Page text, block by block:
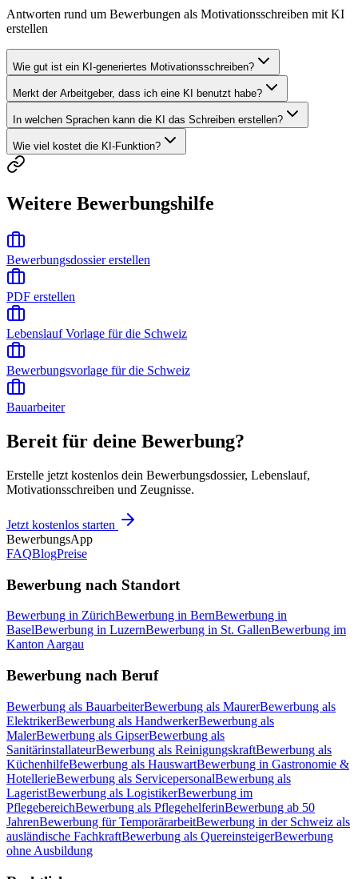
Antworten rund um Bewerbungen als Motivationsschreiben mit KI
erstellen
Wie gut ist ein KI-generiertes Motivationsschreiben?
Merkt der Arbeitgeber, dass ich eine KI benutzt habe?
In welchen Sprachen kann die KI das Schreiben erstellen?
Wie viel kostet die KI-Funktion?
Weitere Bewerbungshilfe
Bewerbungsdossier erstellen
PDF erstellen
Lebenslauf Vorlage für die Schweiz
Bewerbungsvorlage für die Schweiz
Bauarbeiter
Bereit für deine Bewerbung?
Erstelle jetzt kostenlos dein Bewerbungsdossier, Lebenslauf,
Motivationsschreiben und Zeugnisse.
Jetzt kostenlos starten
BewerbungsApp
FAQBlogPreise
Bewerbung nach Standort
Bewerbung in ZürichBewerbung in BernBewerbung in
BaselBewerbung in LuzernBewerbung in St. GallenBewerbung im
Kanton Aargau
Bewerbung nach Beruf
Bewerbung als BauarbeiterBewerbung als MaurerBewerbung als
ElektrikerBewerbung als HandwerkerBewerbung als
MalerBewerbung als GipserBewerbung als
SanitärinstallateurBewerbung als ReinigungskraftBewerbung als
KüchenhilfeBewerbung als HauswartBewerbung in Gastronomie &
HotellerieBewerbung als ServicepersonalBewerbung als
LageristBewerbung als LogistikerBewerbung im
PflegebereichBewerbung als PflegehelferinBewerbung ab 50
JahrenBewerbung für TemporärarbeitBewerbung in der Schweiz als
ausländische FachkraftBewerbung als QuereinsteigerBewerbung
ohne Ausbildung